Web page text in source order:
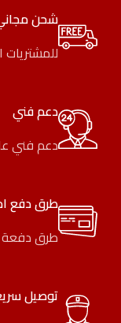
شحن
للمشتريات
دعم فني
دعم فني
طرق دفع
طرق دفعة
توصيل